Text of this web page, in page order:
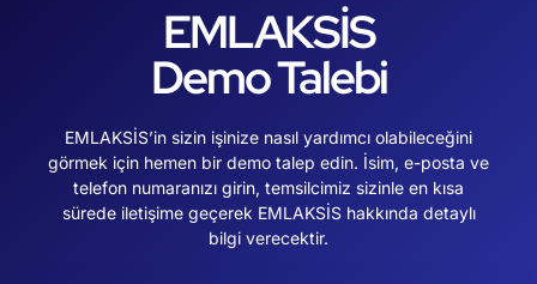
EMLAKSİS
Demo Talebi
EMLAKSİS’in sizin işinize nasıl yardımcı olabileceğini
görmek için hemen bir demo talep edin. İsim, e-posta ve
telefon numaranızı girin, temsilcimiz sizinle en kısa
sürede iletişime geçerek EMLAKSİS hakkında detaylı
bilgi verecektir.